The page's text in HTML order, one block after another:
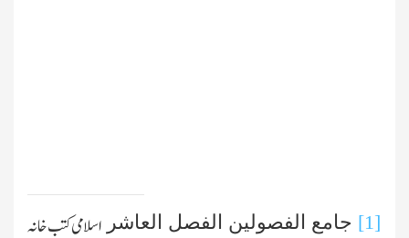
[1] جامع الفصولین الفصل العاشر اسلامی کتب خانہ